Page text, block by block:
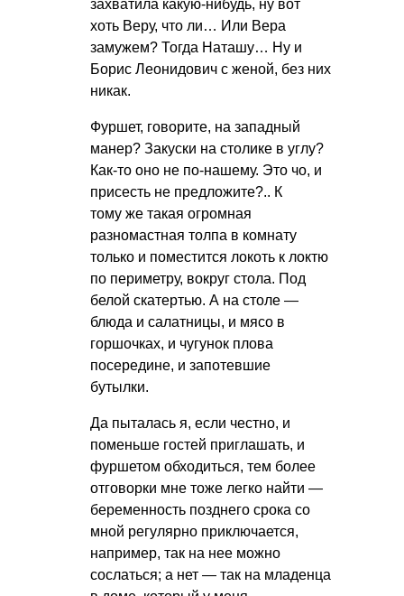
захватила какую-нибудь, ну вот
хоть Веру, что ли… Или Вера
замужем? Тогда Наташу… Ну и
Борис Леонидович с женой, без них
никак.
Фуршет, говорите, на западный
манер? Закуски на столике в углу?
Как-то оно не по-нашему. Это чо, и
присесть не предложите?.. К
тому же такая огромная
разномастная толпа в комнату
только и поместится локоть к локтю
по периметру, вокруг стола. Под
белой скатертью. А на столе —
блюда и салатницы, и мясо в
горшочках, и чугунок плова
посередине, и запотевшие
бутылки.
Да пыталась я, если честно, и
поменьше гостей приглашать, и
фуршетом обходиться, тем более
отговорки мне тоже легко найти —
беременность позднего срока со
мной регулярно приключается,
например, так на нее можно
сослаться; а нет — так на младенца